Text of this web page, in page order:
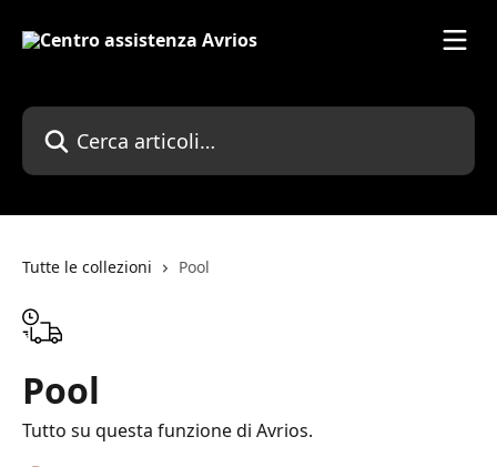
Cerca articoli…
Tutte le collezioni Pool
Pool
Tutto su questa funzione di Avrios.